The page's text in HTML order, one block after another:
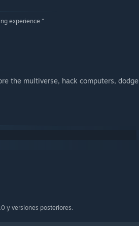
experience.”
the multiverse, hack computers, dodge
y versiones posteriores.